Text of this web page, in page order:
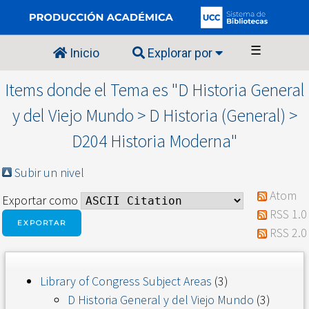
Inicio Explorar por ☰
Items donde el Tema es "D Historia General
y del Viejo Mundo > D Historia (General) >
D204 Historia Moderna"
Subir un nivel
Exportar como
Atom
RSS 1.0
RSS 2.0
Library of Congress Subject Areas (3)
D Historia General y del Viejo Mundo (3)